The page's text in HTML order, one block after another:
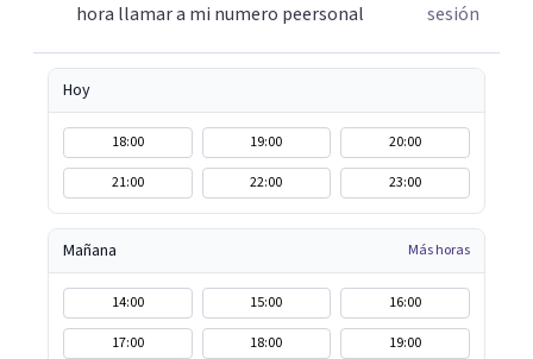
hora llamar a mi numero peersonal
sesión
Hoy
18:00 19:00
20:00
21:00
22:00 23:00
Mañana Más horas
14:00 15:00
16:00
17:00
18:00 19:00